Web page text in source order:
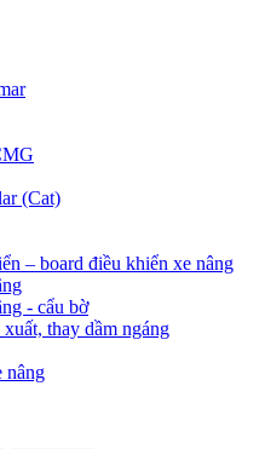
(Cat)
– board điều khiển xe nâng
- cẩu bờ
thay dầm ngáng
nâng